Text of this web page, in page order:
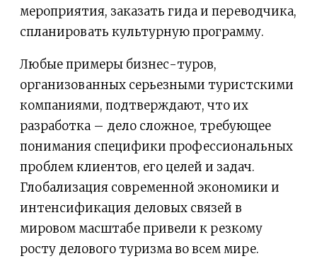
мероприятия, заказать гида и переводчика,
спланировать культурную программу.
Любые примеры бизнес-туров,
организованных серьезными туристскими
компаниями, подтверждают, что их
разработка – дело сложное, требующее
понимания специфики профессиональных
проблем клиентов, его целей и задач.
Глобализация современной экономики и
интенсификация деловых связей в
мировом масштабе привели к резкому
росту делового туризма во всем мире.